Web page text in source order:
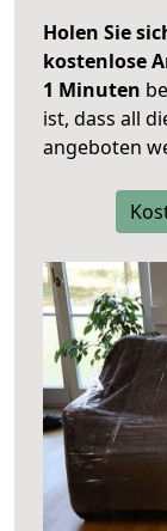
Holen Sie
kostenlose
1 Minuten
ist, dass all
angeboten